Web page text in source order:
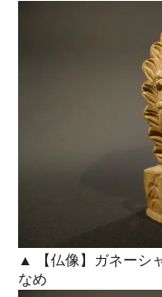
▲ 【仏像】ガネーシ
なめ